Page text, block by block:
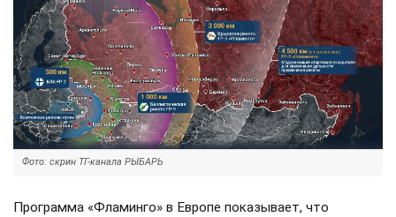
Фото: скрин ТГ-канала РЫБАРЬ
Программа «Фламинго» в Европе показывает, что